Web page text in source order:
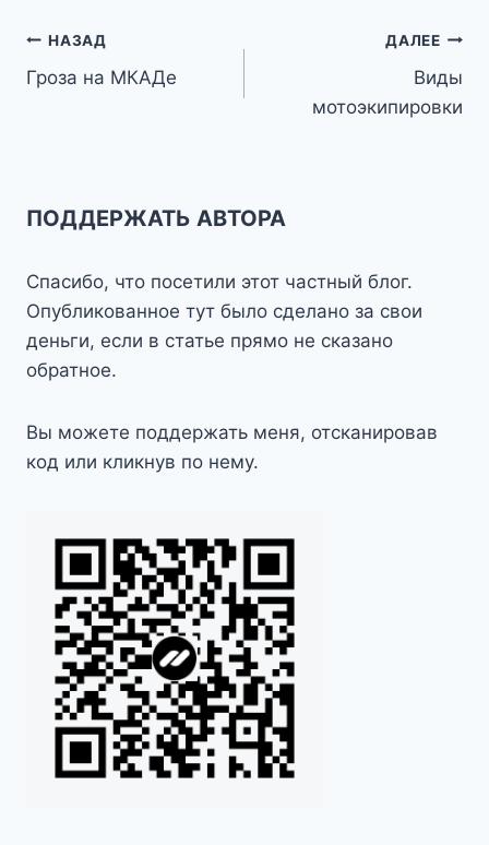
Навигация
по
НАЗАД
Гроза на МКАДе
ДАЛЕЕ
Виды
мотоэкипировки
ПОДДЕРЖАТЬ АВТОРА
Спасибо, что посетили этот частный блог.
Опубликованное тут было сделано за свои
деньги, если в статье прямо не сказано
обратное.
Вы можете поддержать меня, отсканировав
код или кликнув по нему.